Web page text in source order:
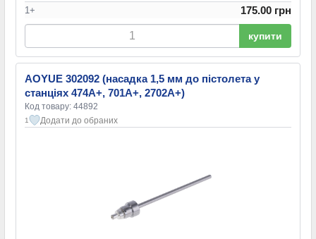
1+ 175.00 грн
купити
AOYUE 302092 (насадка 1,5 мм до пістолета у
станціях 474A+, 701A+, 2702A+)
Код товару: 44892
1 Додати до обраних